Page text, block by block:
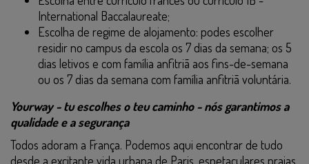
International Baccalaureate;
Escolha de regime de alojamento: podes escolher
residir no campus da escola os 7 dias da semana; os 5
dias letivos e com família anfitriã aos fins-de-semana
ou os 7 dias da semana com família anfitriã voluntária.
Yourway - tu escolhes o teu caminho - nós garantimos a
qualidade e a segurança
Todos adoram a França. Podemos aqui encontrar de tudo
desde a excitante vida urbana de Paris, espetaculares praias